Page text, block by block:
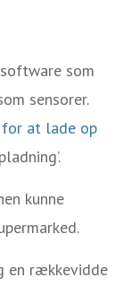
som
sensorer.
at lade op
kunne
en rækkevidde